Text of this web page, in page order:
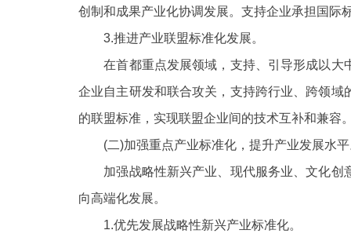
创制和成果产业化协调发展。支持企业承担国际
3.推进产业联盟标准化发展。
在首都重点发展领域，支持、引导形成以大
企业自主研发和联合攻关，支持跨行业、跨领
的联盟标准，实现联盟企业间的技术互补和兼容
(二)加强重点产业标准化，提升产业发展水平
加强战略性新兴产业、现代服务业、文化创
向高端化发展。
1.优先发展战略性新兴产业标准化。